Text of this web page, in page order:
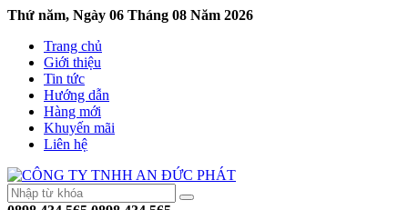
Thứ năm, Ngày 06 Tháng 08 Năm 2026
Trang chủ
Giới thiệu
Tin tức
Hướng dẫn
Hàng mới
Khuyến mãi
Liên hệ